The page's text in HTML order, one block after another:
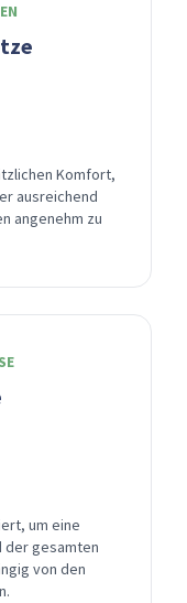
Komfort,
ausreichend
angenehm zu
um eine
der gesamten
von den